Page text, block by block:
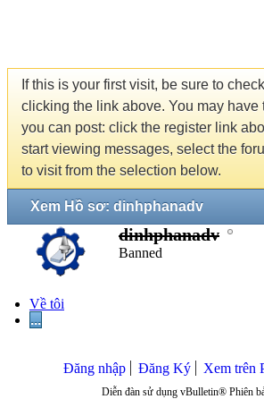
If this is your first visit, be sure to
clicking the link above. You may have
you can post: click the register link
start viewing messages, select the
to visit from the selection below.
Xem Hồ sơ: dinhphanadv
dinhphanadv
Banned
Về tôi
...
Đăng nhập Đăng Ký Xem trên
Diễn đàn sử dụng vBulletin® Phiên